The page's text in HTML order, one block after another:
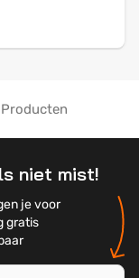
Producten
niet mist!
je voor
gratis